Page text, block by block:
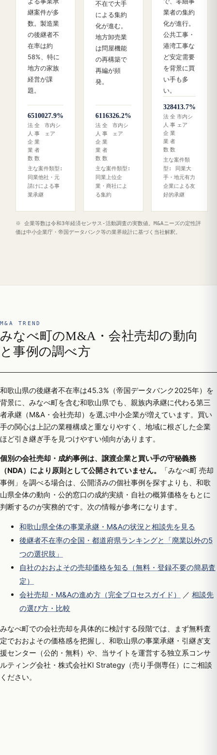
継案件が多
数。製造業
の後継者不
在率は約
58%、特に
地方の家族
経営が課
題。
65
法
人
企
業
数
100
全
事
業
者
数
27.9%
市内シ
ェア
主な案件類型:
同業他社・元
請けによる事
業承継
不在で大手
による集約
化が進む。
地方卸売業
は問屋機能
の再構築で
再編が頻
発。
61
法
人
企
業
数
163
全
事
業
者
数
26.2%
市内シ
ェア
主な案件類型:
同業上位企
業・商社によ
る集約
業者の集約
化が進行。
公共工事・
港湾工事な
ど安定需要
を背景に買
い手も多
い。
32
法
人
企
業
数
84
全
事
業
者
数
13.7%
市内シ
ェア
主な案件類
型: 同業大
手・地元有力
企業による友
好的承継
※ 企業等数は令和3年経済センサス‐活動調査の実数値。M&Aニーズの定性評
価は中小企業庁・帝国データバンク等の業界統計に基づく当社解釈。
M&A TREND
みなべ町のM&A・会社売却の動向
と事例の調べ方
和歌山県の後継者不在率は45.3%（帝国データバンク2025年）を
背景に、みなべ町を含む和歌山県でも、親族内承継に代わる第三
者承継（M&A・会社売却）を選ぶ中小企業が増えています。買い
手の関心は上記の業種構成と重なりやすく、地域に根ざした企業
ほど引き継ぎ手を見つけやすい傾向があります。
個別の会社売却・成約事例は、譲渡企業と買い手の守秘義務
（NDA）により原則として公開されていません。
「みなべ町 売却
事例」を調べる場合は、公開済みの個社事例を探すよりも、和歌
山県全体の動向・公的窓口の成約実績・自社の概算価格をもとに
判断するのが実務的です。次の情報が参考になります。
和歌山県全体の事業承継・M&Aの状況と相談先を見る
後継者不在率の全国・都道府県ランキングと「廃業以外の5
つの選択肢」
自社のおおよその売却価格を知る（無料・登録不要の簡易査
定）
会社売却・M&Aの進め方（完全プロセスガイド）
／ 相談先
の選び方・比較
みなべ町での会社売却を具体的に検討する段階では、まず無料査
定でおおよその価格感を把握し、和歌山県の事業承継・引継ぎ支
援センター（公的・無料）や、当サイトを運営する独立系コンサ
ルティング会社・株式会社KI Strategy（売り手側専任）にご相談
ください。